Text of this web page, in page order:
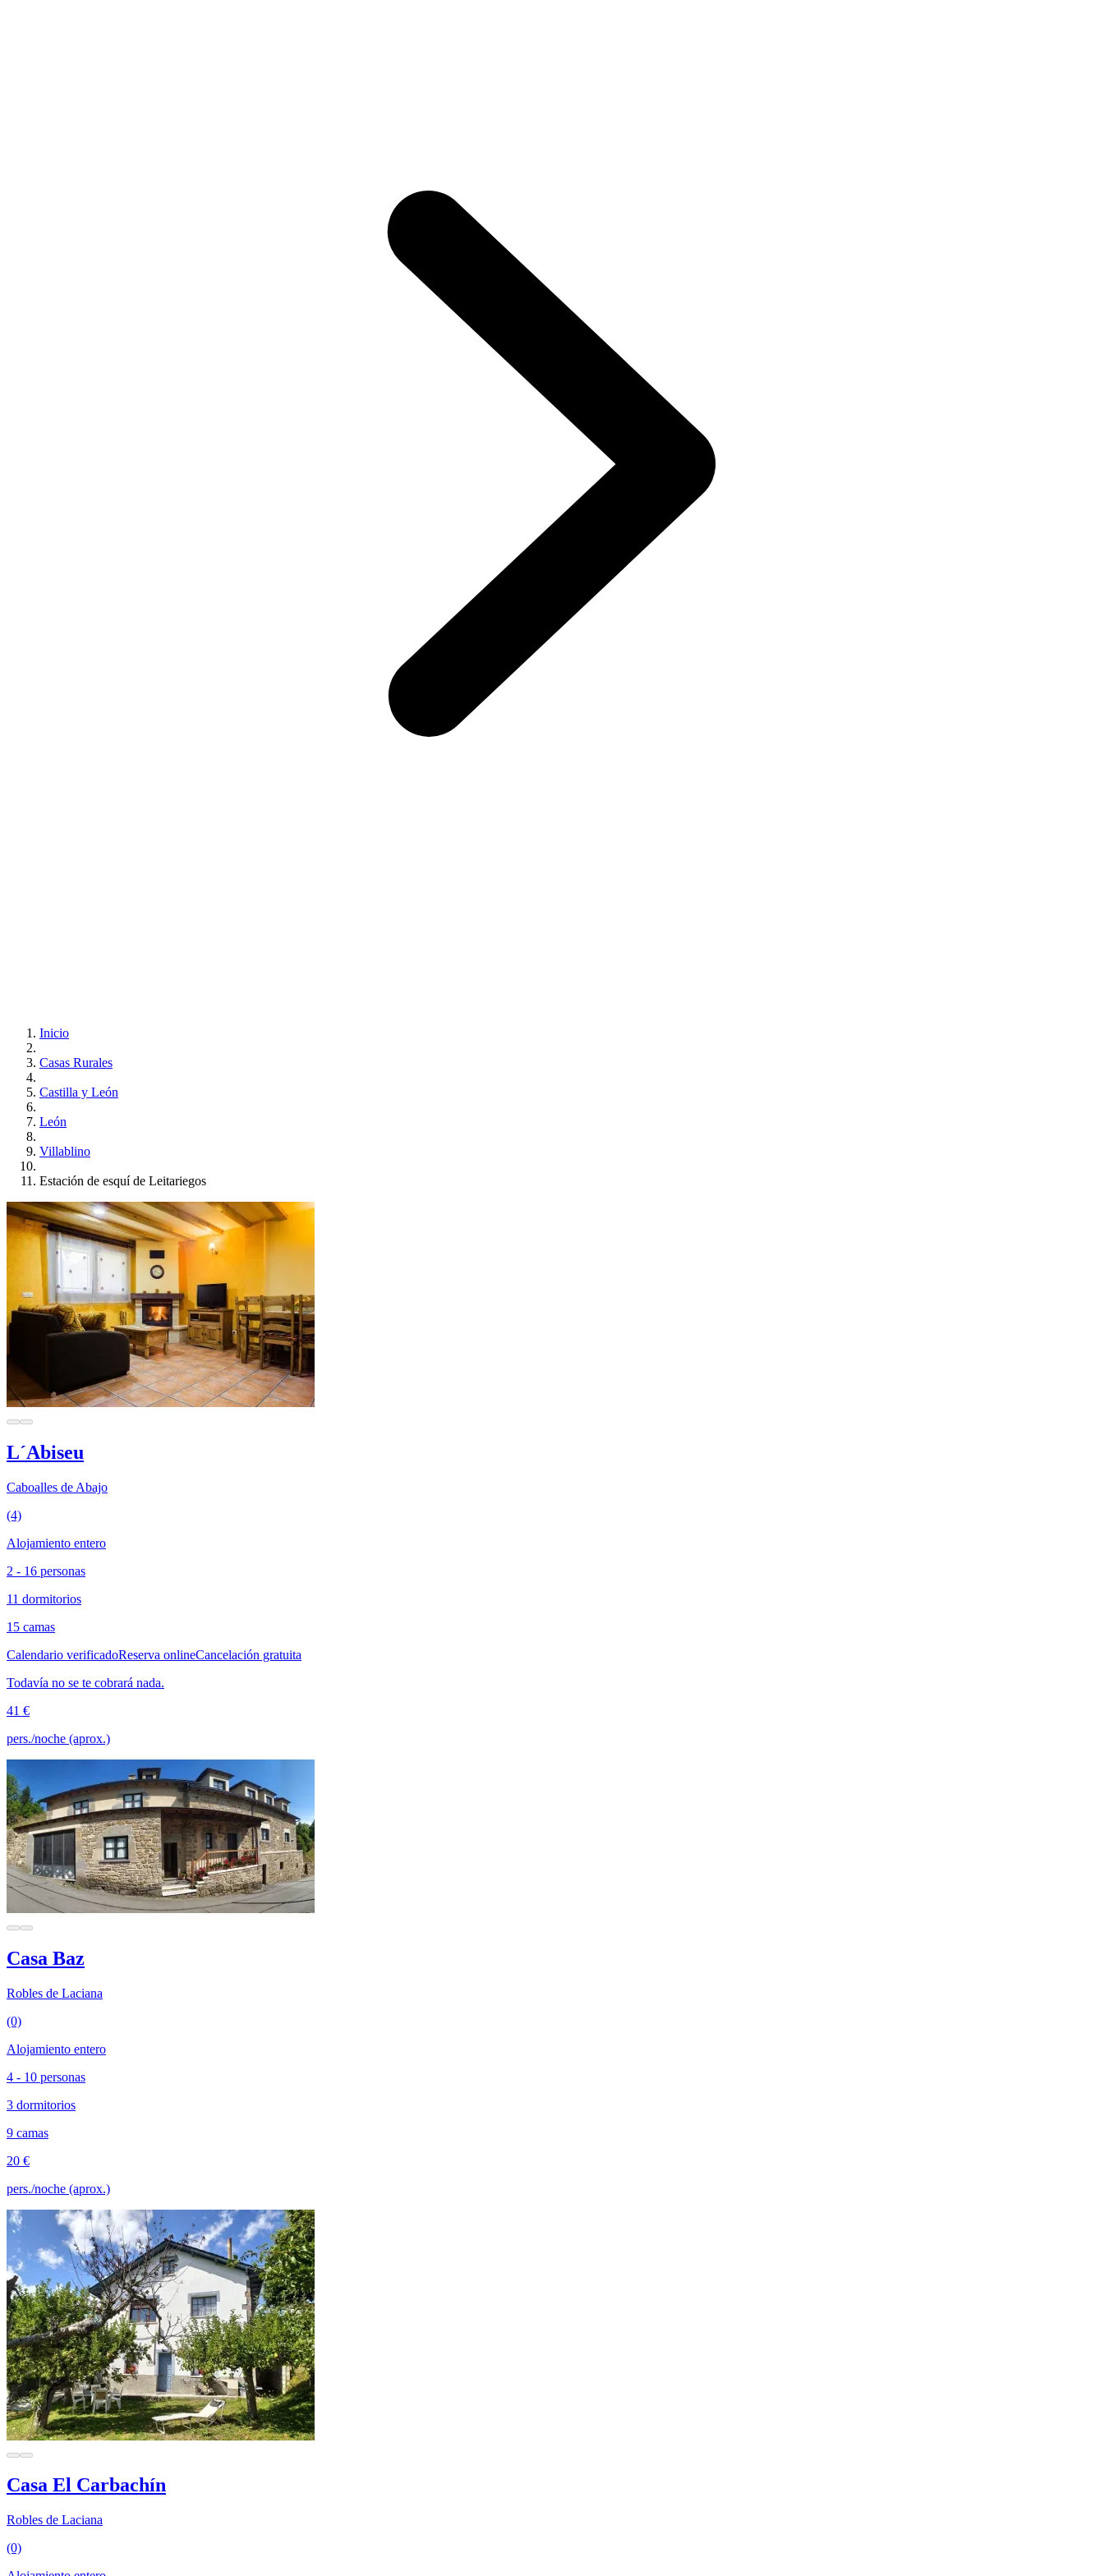
Inicio
Casas Rurales
Castilla y León
León
Villablino
Estación de esquí de Leitariegos
L´Abiseu
Caboalles de Abajo
(4)
Alojamiento entero
2 - 16 personas
11 dormitorios
15 camas
Calendario verificadoReserva onlineCancelación gratuita
Todavía no se te cobrará nada.
41 €
pers./noche (aprox.)
Casa Baz
Robles de Laciana
(0)
Alojamiento entero
4 - 10 personas
3 dormitorios
9 camas
20 €
pers./noche (aprox.)
Casa El Carbachín
Robles de Laciana
(0)